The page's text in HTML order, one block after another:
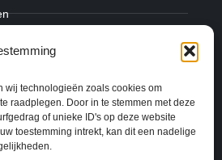
wij technologieën zoals cookies om
raadplegen. Door in te stemmen met deze
of unieke ID's op deze website
toestemming intrekt, kan dit een nadelige